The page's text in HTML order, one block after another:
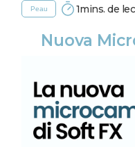
Peau 1mins. de
Nuova